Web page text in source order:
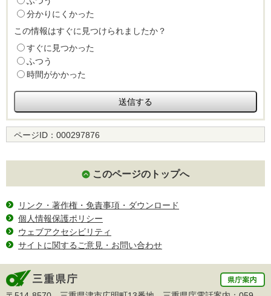
分かりにくかった
この情報はすぐに見つけられましたか？
すぐに見つかった
ふつう
時間がかかった
ページID： 000297876
このページのトップへ
リンク・著作権・免責事項・ダウンロード
個人情報保護ポリシー
ウェブアクセシビリティ
サイトに関するご意見・お問い合わせ